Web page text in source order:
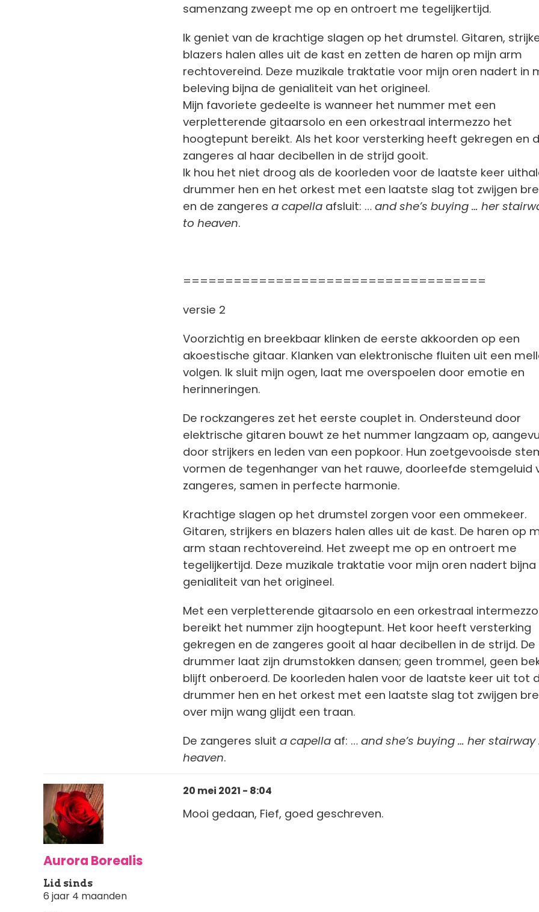
samenzang zweept me op en ontroert me tegelijkertijd.
Ik geniet van de krachtige slagen op het drumstel. Gitaren,
blazers halen alles uit de kast en zetten de haren op mijn arm
rechtovereind. Deze muzikale traktatie voor mijn oren nadert in
beleving bijna de genialiteit van het origineel.
Mijn favoriete gedeelte is wanneer het nummer met een
verpletterende gitaarsolo en een orkestraal intermezzo het
hoogtepunt bereikt. Als het koor versterking heeft gekregen en
zangeres al haar decibellen in de strijd gooit.
Ik hou het niet droog als de koorleden voor de laatste keer
drummer hen en het orkest met een laatste slag tot zwijgen
en de zangeres a capella afsluit: … and she’s buying … her
to heaven.
====================================
versie 2
Voorzichtig en breekbaar klinken de eerste akkoorden op een
akoestische gitaar. Klanken van elektronische fluiten uit een
volgen. Ik sluit mijn ogen, laat me overspoelen door emotie en
herinneringen.
De rockzangeres zet het eerste couplet in. Ondersteund door
elektrische gitaren bouwt ze het nummer langzaam op,
door strijkers en leden van een popkoor. Hun zoetgevooisde
vormen de tegenhanger van het rauwe, doorleefde stemgeluid
zangeres, samen in perfecte harmonie.
Krachtige slagen op het drumstel zorgen voor een ommekeer.
Gitaren, strijkers en blazers halen alles uit de kast. De haren op
arm staan rechtovereind. Het zweept me op en ontroert me
tegelijkertijd. Deze muzikale traktatie voor mijn oren nadert bijna
genialiteit van het origineel.
Met een verpletterende gitaarsolo en een orkestraal intermezzo
bereikt het nummer zijn hoogtepunt. Het koor heeft versterking
gekregen en de zangeres gooit al haar decibellen in de strijd. De
drummer laat zijn drumstokken dansen; geen trommel, geen
blijft onberoerd. De koorleden halen voor de laatste keer uit tot
drummer hen en het orkest met een laatste slag tot zwijgen
over mijn wang glijdt een traan.
De zangeres sluit a capella af: … and she’s buying … her stairway
heaven.
Aurora Borealis
Lid sinds
6 jaar 4 maanden
20 mei 2021 - 8:04
Mooi gedaan, Fief, goed geschreven.